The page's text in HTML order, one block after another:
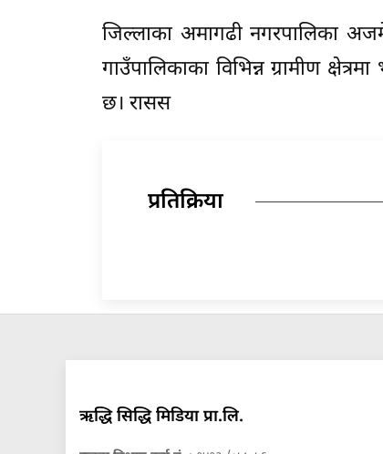
जिल्लाका अमागढी नगरपालिका
गाउँपालिकाका विभिन्न ग्रामीण
छ। रासस
प्रतिक्रिया
ऋद्धि सिद्धि मिडिया प्रा.लि.